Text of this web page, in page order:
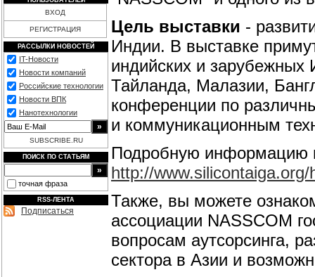
ВХОД
РЕГИСТРАЦИЯ
РАССЫЛКИ НОВОСТЕЙ
IT-Новости
Новости компаний
Российские технологии
Новости ВПК
Нанотехнологии
SUBSCRIBE.RU
ПОИСК ПО СТАТЬЯМ
точная фраза
RSS-ЛЕНТА
Подписаться
Цель выставки -
Индии. В выставке
индийских и
Тайланда, Малазии,
конференции по
и коммуникационным
Подробную информацию
http://
Также, вы можете
ассоциации NASSCOM
вопросам аутсорсинга,
сектора в Азии и